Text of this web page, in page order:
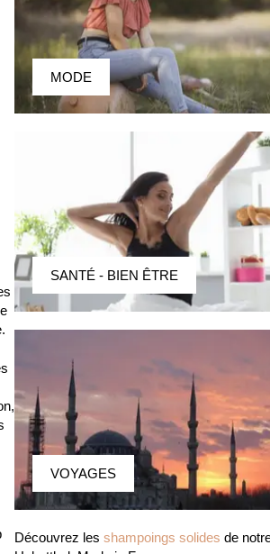
MODE
SANTÉ - BIEN ÊTRE
VOYAGES
Découvrez les shampoings solides de